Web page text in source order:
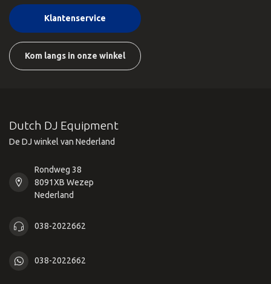
Klantenservice
Kom langs in onze winkel
Dutch DJ Equipment
De DJ winkel van Nederland
Rondweg 38
8091XB Wezep
Nederland
038-2022662
038-2022662